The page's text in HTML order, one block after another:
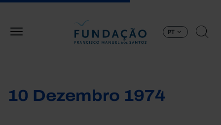
PT
10 Dezembro 1974